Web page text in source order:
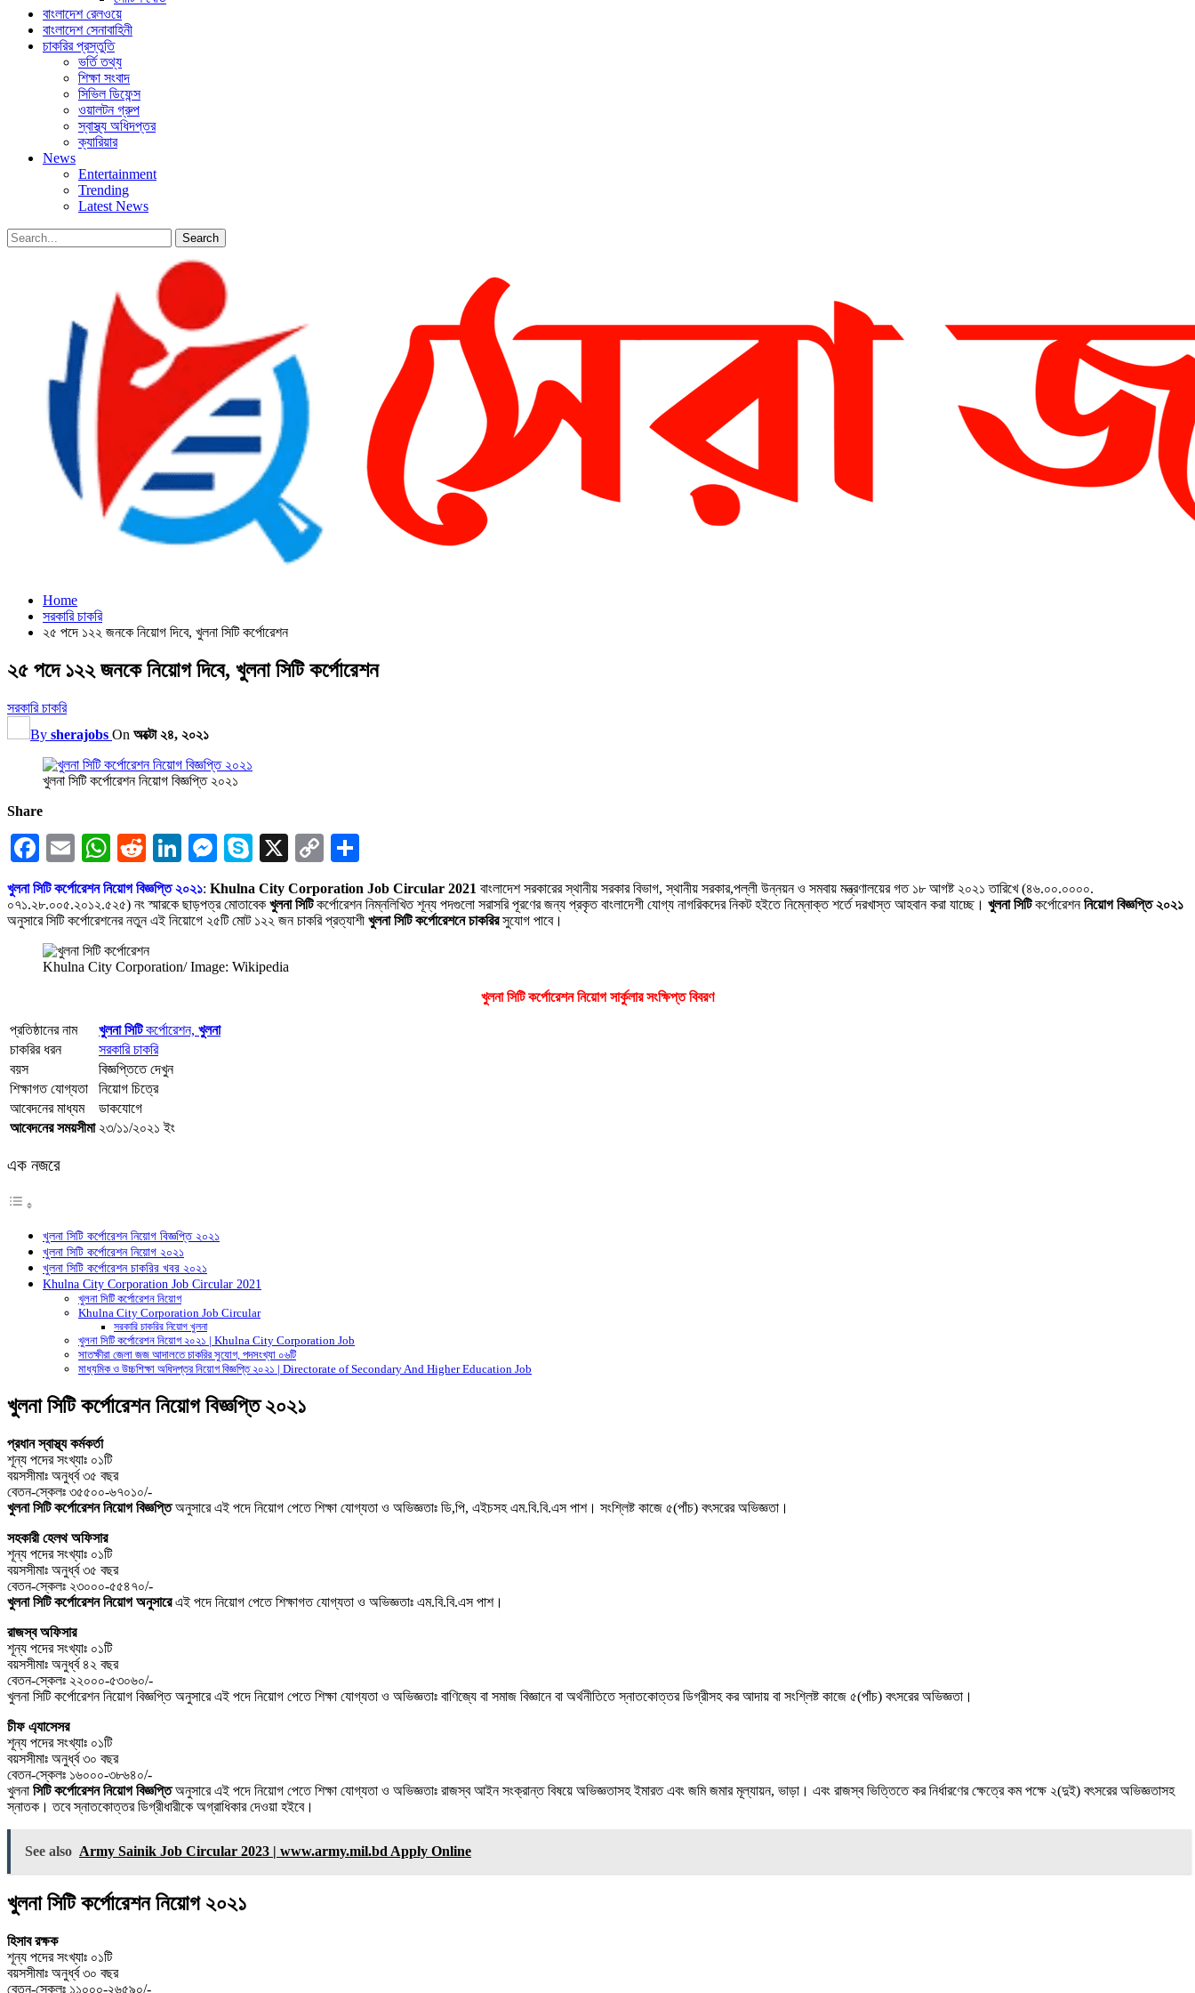
বাংলাদেশ রেলওয়ে
বাংলাদেশ সেনাবাহিনী
চাকরির প্রস্তুতি
ভর্তি তথ্য
শিক্ষা সংবাদ
সিভিল ডিফেন্স
ওয়ালটন গ্রুপ
স্বাস্থ্য অধিদপ্তর
ক্যারিয়ার
News
Entertainment
Trending
Latest News
Home
সরকারি চাকরি
২৫ পদে ১২২ জনকে নিয়োগ দিবে, খুলনা সিটি কর্পোরেশন
২৫ পদে ১২২ জনকে নিয়োগ দিবে, খুলনা সিটি কর্পোরেশন
সরকারি চাকরি
By sherajobs On অক্টো ২৪, ২০২১
খুলনা সিটি কর্পোরেশন নিয়োগ বিজ্ঞপ্তি ২০২১
Share
Facebook
EmailWhatsApp
RedditLinkedIn
Messenger
Skype
X
Copy
Link
খুলনা সিটি কর্পোরেশন নিয়োগ বিজ্ঞপ্তি ২০২১: Khulna City Corporation Job Circular 2021 বাংলাদেশ সরকারের স্থানীয় সরকার বিভাগ, স্থানীয় সরকার,পল্লী উন্নয়ন ও সমবায় মন্ত্রণালয়ের গত ১৮ আগষ্ট ২০২১ তারিখে (৪৬.০০.০০০০.
০৭১.২৮.০০৫.২০১২.৫২৫) নং স্মারকে ছাড়পত্র মােতাবেক খুলনা সিটিকর্পোরেশন নিম্নলিখিত শূন্য পদগুলো সরাসরি পূরণের জন্য প্রকৃত বাংলাদেশী যোগ্য নাগরিকদের নিকট হইতে নিম্নোক্ত শর্তে দরখাস্ত আহবান করা যাচ্ছে। খুলনা সিটিকর্পোরেশননিয়োগ বিজ্ঞপ্তি ২০২১
অনুসারে সিটি কর্পোরেশনের নতুন এই নিয়োগে ২৫টি মোট ১২২ জন চাকরি প্রত্যাশী খুলনা সিটি কর্পোরেশনে চাকরিরসুযোগ পাবে।
Khulna City Corporation/ Image: Wikipedia
খুলনা সিটি কর্পোরেশন নিয়োগ সার্কুলার সংক্ষিপ্ত বিবরণ
প্রতিষ্ঠানের নাম খুলনা সিটিকর্পোরেশন, খুলনা
চাকরির ধরন
সরকারি চাকরি
বয়স
বিজ্ঞপ্তিতে দেখুন
শিক্ষাগত যোগ্যতা
নিয়োগ চিত্রে
আবেদনের মাধ্যম
ডাকযোগে
আবেদনের সময়সীমা ২৩/১১/২০২১ ইং
এক নজরে
খুলনা সিটি কর্পোরেশন নিয়োগ বিজ্ঞপ্তি ২০২১
খুলনা সিটি কর্পোরেশন নিয়োগ ২০২১
খুলনা সিটি কর্পোরেশন চাকরির খবর ২০২১
Khulna City Corporation Job Circular 2021
খুলনা সিটি কর্পোরেশন নিয়োগ
Khulna City Corporation Job Circular
সরকারি চাকরির নিয়োগ খুলনা
খুলনা সিটি কর্পোরেশন নিয়োগ ২০২১ | Khulna City Corporation Job
সাতক্ষীরা জেলা জজ আদালতে চাকরির সুযোগ, পদসংখ্যা ০৬টি
মাধ্যমিক ও উচ্চশিক্ষা অধিদপ্তর নিয়োগ বিজ্ঞপ্তি ২০২১ | Directorate of Secondary And Higher Education Job
খুলনা সিটি কর্পোরেশন নিয়োগ বিজ্ঞপ্তি ২০২১
প্রধান স্বাস্থ্য কর্মকর্তা
শূন্য পদের সংখ্যাঃ ০১টি
বয়সসীমাঃ অনুর্ধ্ব ৩৫ বছর
বেতন-স্কেলঃ ৩৫৫০০-৬৭০১০/-
খুলনা সিটি কর্পোরেশন নিয়োগ বিজ্ঞপ্তিঅনুসারে এই পদে নিয়োগ পেতে শিক্ষা যােগ্যতা ও অভিজ্ঞতাঃ ডি,পি, এইচসহ এম.বি.বি.এস পাশ। সংশ্লিষ্ট কাজে ৫(পাঁচ) বৎসরের অভিজ্ঞতা।
সহকারী হেলথ অফিসার
শূন্য পদের সংখ্যাঃ ০১টি
বয়সসীমাঃ অনুর্ধ্ব ৩৫ বছর
বেতন-স্কেলঃ ২৩০০০-৫৫৪৭০/-
খুলনা সিটি কর্পোরেশন নিয়োগ অনুসারেএই পদে নিয়োগ পেতে শিক্ষাগত যােগ্যতা ও অভিজ্ঞতাঃ এম.বি.বি.এস পাশ।
রাজস্ব অফিসার
শূন্য পদের সংখ্যাঃ ০১টি
বয়সসীমাঃ অনুর্ধ্ব ৪২ বছর
বেতন-স্কেলঃ ২২০০০-৫৩০৬০/-
খুলনা সিটি কর্পোরেশন নিয়োগ বিজ্ঞপ্তি অনুসারে এই পদে নিয়োগ পেতে শিক্ষা যােগ্যতা ও অভিজ্ঞতাঃ বাণিজ্যে বা সমাজ বিজ্ঞানে বা অর্থনীতিতে স্নাতকোত্তর ডিগ্রীসহ কর আদায় বা সংশ্লিষ্ট কাজে ৫(পাঁচ) বৎসরের অভিজ্ঞতা।
চীফ এ্যাসেসর
শূন্য পদের সংখ্যাঃ ০১টি
বয়সসীমাঃ অনুর্ধ্ব ৩০ বছর
বেতন-স্কেলঃ ১৬০০০-৩৮৬৪০/-
খুলনা সিটি কর্পোরেশন নিয়োগ বিজ্ঞপ্তিঅনুসারে এই পদে নিয়োগ পেতে শিক্ষা যােগ্যতা ও অভিজ্ঞতাঃ রাজস্ব আইন সংক্রান্ত বিষয়ে অভিজ্ঞতাসহ ইমারত এবং জমি জমার মূল্যায়ন, ভাড়া। এবং রাজস্ব ভিত্তিতে কর নির্ধারণের ক্ষেত্রে কম পক্ষে ২(দুই) বৎসরের অভিজ্ঞতাসহ
স্নাতক। তবে স্নাতকোত্তর ডিগ্রীধারীকে অগ্রাধিকার দেওয়া হইবে।
See also Army Sainik Job Circular 2023 | www.army.mil.bd Apply Online
খুলনা সিটি কর্পোরেশন নিয়োগ ২০২১
হিসাব রক্ষক
শূন্য পদের সংখ্যাঃ ০১টি
বয়সসীমাঃ অনুর্ধ্ব ৩০ বছর
বেতন-স্কেলঃ ১১০০০-২৬৫৯০/-